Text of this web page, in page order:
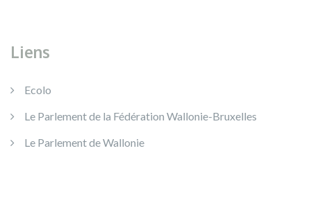
Liens
Ecolo
Le Parlement de la Fédération Wallonie-Bruxelles
Le Parlement de Wallonie